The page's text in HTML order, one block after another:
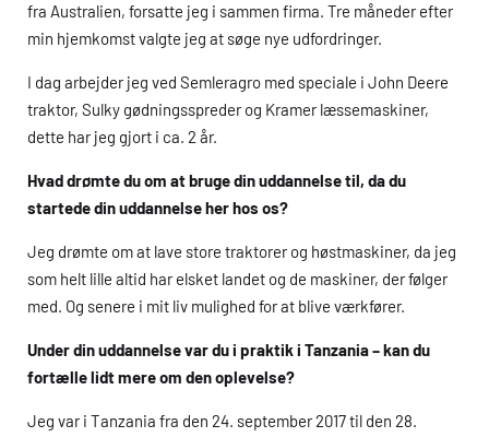
fra Australien, forsatte jeg i sammen firma. Tre måneder efter
min hjemkomst valgte jeg at søge nye udfordringer.
I dag arbejder jeg ved Semleragro med speciale i John Deere
traktor, Sulky gødningsspreder og Kramer læssemaskiner,
dette har jeg gjort i ca. 2 år.
Hvad drømte du om at bruge din uddannelse til, da du
startede din uddannelse her hos os?
Jeg drømte om at lave store traktorer og høstmaskiner, da jeg
som helt lille altid har elsket landet og de maskiner, der følger
med. Og senere i mit liv mulighed for at blive værkfører.
Under din uddannelse var du i praktik i Tanzania – kan du
fortælle lidt mere om den oplevelse?
Jeg var i Tanzania fra den 24. september 2017 til den 28.